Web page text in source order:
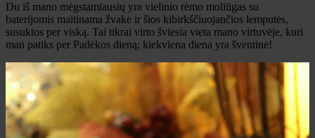
Du iš mano mėgstamiausių yra vielinio rėmo moliūgas su
baterijomis maitinama žvake ir šios kibirkščiuojančios lemputės,
susuktos per viską. Tai tikrai virto šviesia vieta mano virtuvėje, kuri
man patiks per Padėkos dieną; kiekviena diena yra šventinė!